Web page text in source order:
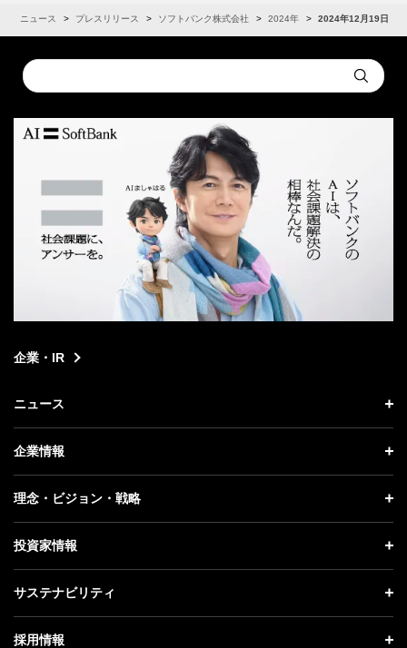
ニュース プレスリリース ソフトバンク株式会社 2024年 2024年12月19日
Conduct
a
Submit
企業・IR
ニュース
ニュース トップ
プレスリリース
更新情報
記者説明会
企業情報
企業情報 トップ
社長メッセージ
事業紹介
ガバナンス
理念・ビジョン・戦略
理念・ビジョン・戦略 トップ
成長戦略「Activate AI for Society」
投資家情報
投資家情報 トップ
経営方針
サステナビリティ
サステナビリティ トップ
採用情報